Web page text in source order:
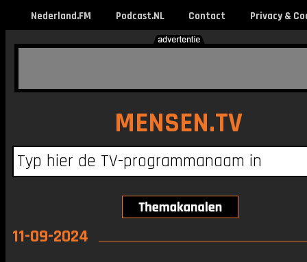
Nederland.FM Podcast.NL Contact Privacy &
MENSEN.TV
11-09-2024